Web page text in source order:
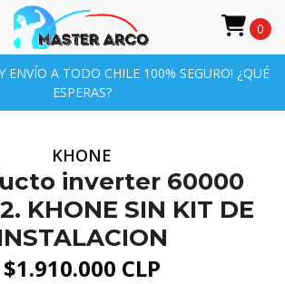
ENVÍO A TODO CHILE 100% SEGURO! ¿QUÉ
ESPERAS?
0
KHONE
inverter 60000
KHONE SIN KIT DE
$1.910.000 CLP